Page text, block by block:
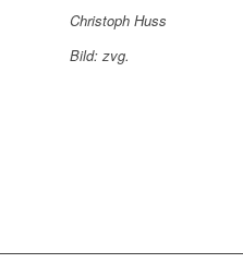
Christoph Huss
Bild: zvg.